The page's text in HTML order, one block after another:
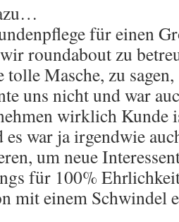
für einen
roundabout zu
tolle Masche, zu
uns nicht und war
wirklich Kunde
war ja irgendwie
um neue
für 100%
mit einem Schwindel